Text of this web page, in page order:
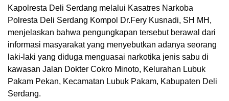
Kapolresta Deli Serdang melalui Kasatres Narkoba
Polresta Deli Serdang Kompol Dr.Fery Kusnadi, SH MH,
menjelaskan bahwa pengungkapan tersebut berawal dari
informasi masyarakat yang menyebutkan adanya seorang
laki-laki yang diduga menguasai narkotika jenis sabu di
kawasan Jalan Dokter Cokro Minoto, Kelurahan Lubuk
Pakam Pekan, Kecamatan Lubuk Pakam, Kabupaten Deli
Serdang.